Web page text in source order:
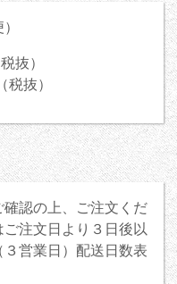
抜）
抜）
認の上、ご注文くだ
注文日より３日後以
営業日）配送日数表